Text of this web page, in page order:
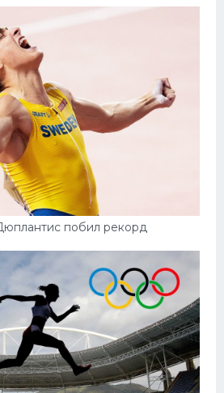
побил рекорд